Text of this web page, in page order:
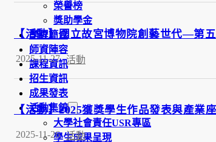
榮譽榜
獎助學金
學程簡介
師資陣容
課程資訊
招生資訊
成果發表
活動集錦
大學社會責任USR專區
學生成果呈現
【活動】國立故宮博物院創藝世代—第五
2025-11-27 活動
【活動】2025獲獎學生作品發表與產業
2025-11-26 活動